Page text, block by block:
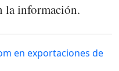
la información.
en exportaciones de